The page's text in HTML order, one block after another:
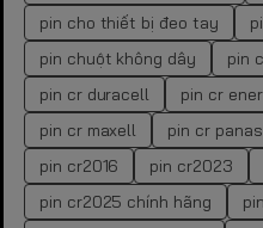
pin cho thiết bị đeo tay
pin chuột không dây
pin
pin cr duracell
pin cr
pin cr maxell
pin cr
pin cr2016
pin cr2023
pin cr2025 chính hãng